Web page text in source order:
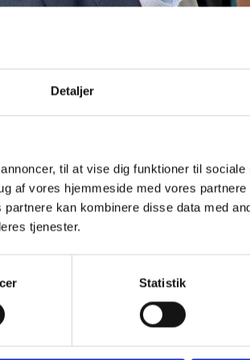
Detaljer
til at vise dig funktioner til
af vores hjemmeside med vores partnere
kan kombinere disse data med
tjenester.
Statistik
. JUBILÆUM
Jensen blev ansat hos c.c. contractor
sit 25 års jubilæum. Det blev fejret
en lang karriere som
de bygbare løsninger gør, at projekterne
og detaljeret.